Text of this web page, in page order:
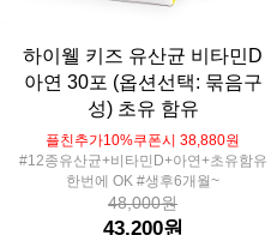
하이웰 키즈 유산균 비타민D
아연 30포 (옵션선택: 묶음구
성) 초유 함유
플친추가10%쿠폰시 38,880원
#12종유산균+비타민D+아연+초유함유
한번에 OK #생후6개월~
48,000원
43,200원